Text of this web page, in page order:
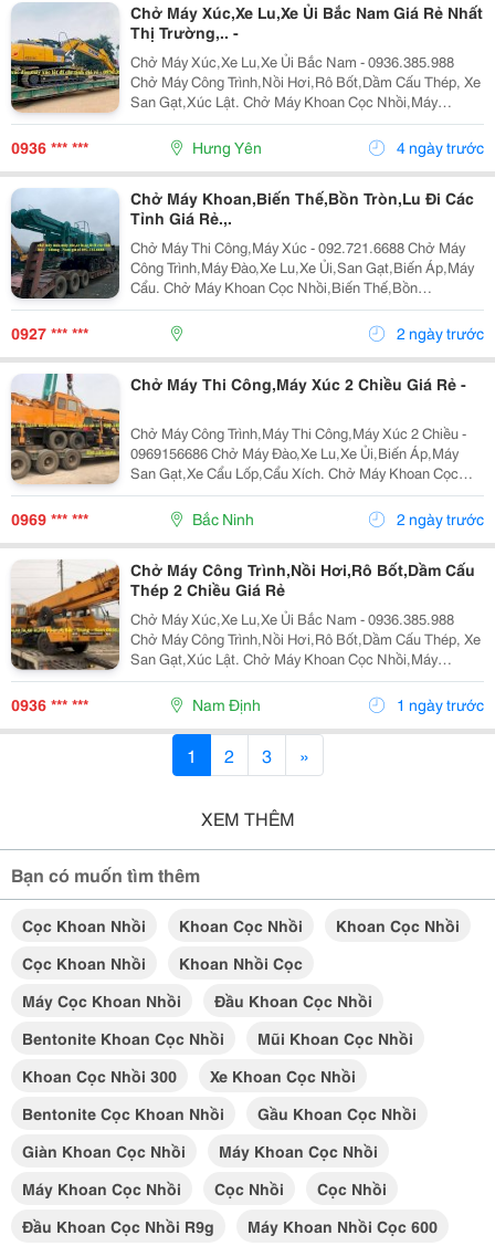
Chở Máy Xúc,Xe Lu,Xe Ủi Bắc Nam Giá Rẻ Nhất
Thị Trường,.. -
Chở Máy Xúc,Xe Lu,Xe Ủi Bắc Nam - 0936.385.988
Chở Máy Công Trình,Nồi Hơi,Rô Bốt,Dầm Cấu Thép, Xe
San Gạt,Xúc Lật. Chở Máy Khoan Cọc Nhồi,Máy
Nghiền Đá,Trạm Trộn,Biến Thế. Nhận Chở Ghép Hàng
Hóa Máy Công Trình Đi Các Tỉnh Nam Bắc Giá Rẻ ...
0936 *** *** Hưng Yên 4 ngày trước
Chở Máy Khoan,Biến Thế,Bồn Tròn,Lu Đi Các
Tỉnh Giá Rẻ.,.
Chở Máy Thi Công,Máy Xúc - 092.721.6688 Chở Máy
Công Trình,Máy Đào,Xe Lu,Xe Ủi,San Gạt,Biến Áp,Máy
Cẩu. Chở Máy Khoan Cọc Nhồi,Biến Thế,Bồn
Tròn,Lu,Hàng Quá Khổ,Quá Tải Nhận Chở Ghép Hàng
Hóa,Máy Công Trình Đi Các Tỉnh Bắc Nam Giá Rẻ Liên
0927 *** *** 2 ngày trước
Chở Máy Thi Công,Máy Xúc 2 Chiều Giá Rẻ -
Chở Máy Công Trình,Máy Thi Công,Máy Xúc 2 Chiều -
0969156686 Chở Máy Đào,Xe Lu,Xe Ủi,Biến Áp,Máy
San Gạt,Xe Cẩu Lốp,Cẩu Xích. Chở Máy Khoan Cọc
Nhồi,Biến Thế,Bồn Tròn,Lu,Hàng Quá Khổ,Quá Tải.
Nhận Chở Ghép Hàng,Máy Công Trình Đi Các Tỉnh
0969 *** *** Bắc Ninh 2 ngày trước
Chở Máy Công Trình,Nồi Hơi,Rô Bốt,Dầm Cấu
Thép 2 Chiều Giá Rẻ
Chở Máy Xúc,Xe Lu,Xe Ủi Bắc Nam - 0936.385.988
Chở Máy Công Trình,Nồi Hơi,Rô Bốt,Dầm Cấu Thép, Xe
San Gạt,Xúc Lật. Chở Máy Khoan Cọc Nhồi,Máy
Nghiền Đá,Trạm Trộn,Biến Thế. Nhận Chở Ghép Hàng
Hóa Máy Công Trình Đi Các Tỉnh Nam Bắc Giá Rẻ ...
0936 *** *** Nam Định 1 ngày trước
1 2 3 »
XEM THÊM
Bạn có muốn tìm thêm
Cọc Khoan Nhồi Khoan Cọc Nhồi
Khoan Cọc Nhồi
Cọc Khoan Nhồi
Khoan Nhồi Cọc
Máy Cọc Khoan Nhồi
Đầu Khoan Cọc Nhồi
Bentonite Khoan Cọc Nhồi
Mũi Khoan Cọc Nhồi
Khoan Cọc Nhồi 300
Xe Khoan Cọc Nhồi
Bentonite Cọc Khoan Nhồi
Gầu Khoan Cọc Nhồi
Giàn Khoan Cọc Nhồi
Máy Khoan Cọc Nhồi
Máy Khoan Cọc Nhồi
Cọc Nhồi
Cọc Nhồi
Đầu Khoan Cọc Nhồi R9g
Máy Khoan Nhồi Cọc 600